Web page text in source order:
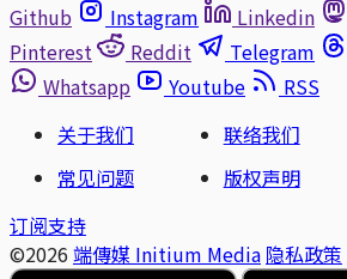
Github
Instagram Linkedin
Pinterest
Reddit Telegram
Whatsapp
Youtube
RSS
关于我们
联络我们
常见问题
版权声明
订阅支持
©2026 端傳媒 Initium Media 隐私政策